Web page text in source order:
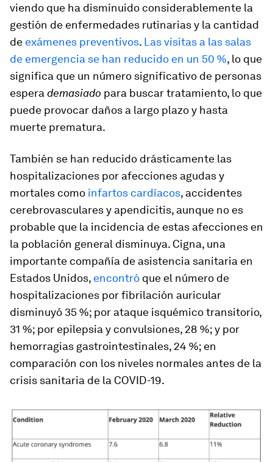
viendo que ha disminuido considerablemente la
gestión de enfermedades rutinarias y la cantidad
de exámenes preventivos. Las visitas a las salas
de emergencia se han reducido en un 50 %, lo que
significa que un número significativo de personas
espera demasiado para buscar tratamiento, lo que
puede provocar daños a largo plazo y hasta
muerte prematura.
También se han reducido drásticamente las
hospitalizaciones por afecciones agudas y
mortales como infartos cardíacos, accidentes
cerebrovasculares y apendicitis, aunque no es
probable que la incidencia de estas afecciones en
la población general disminuya. Cigna, una
importante compañía de asistencia sanitaria en
Estados Unidos, encontró que el número de
hospitalizaciones por fibrilación auricular
disminuyó 35 %; por ataque isquémico transitorio,
31 %; por epilepsia y convulsiones, 28 %; y por
hemorragias gastrointestinales, 24 %; en
comparación con los niveles normales antes de la
crisis sanitaria de la COVID-19.